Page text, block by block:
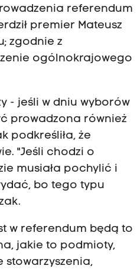
referendum
premier Mateusz
zgodnie z
ogólnokrajowego
- jeśli w dniu wyborów
prowadzona również
podkreśliła, że
"Jeśli chodzi o
musiała pochylić i
bo tego typu
w referendum będą to
jakie to podmioty,
stowarzyszenia,